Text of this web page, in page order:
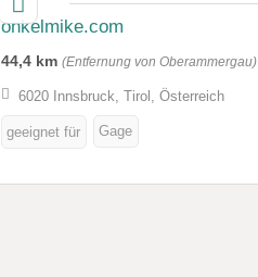
onkelmike.com
44,4 km (Entfernung von Oberammergau)
6020 Innsbruck, Tirol, Österreich
geeignet für Gage